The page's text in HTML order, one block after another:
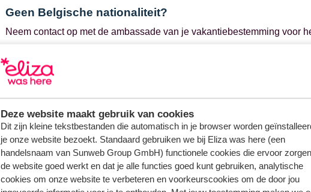
Deze website maakt gebruik van cookies
Dit zijn kleine tekstbestanden die automatisch in je browser worden
je onze website bezoekt. Standaard gebruiken we bij Eliza was here (een
handelsnaam van Sunweb Group GmbH) functionele cookies die ervoor
de website goed werkt en dat je alle functies goed kunt gebruiken, analytische
cookies om onze website te verbeteren en voorkeurscookies om de door jou
Geen Belgische nationaliteit?
Neem contact op met de ambassade van je vakantiebestemming voor
Het is altijd de verantwoordelijkheid van de reiziger om met de juiste
informatie hierboven is bedoeld als richtlijn en kan veranderen.
Vragen over hetzelfde onderwerp
Welke reisdocumenten heb ik nodig?
Hoelang moet mijn paspoort / ID-kaart nog geldig zijn na terugkomst?